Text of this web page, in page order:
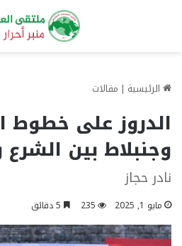
الرئيسية | مقالات
الدروز على خطوط
وجنبلاط بين الشرع
نادر حجاز
مايو 1, 2025 235